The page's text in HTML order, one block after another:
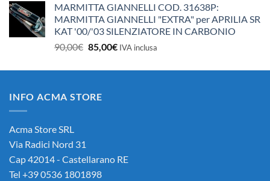
MARMITTA GIANNELLI COD. 31638P:
MARMITTA GIANNELLI "EXTRA" per APRILIA SR
KAT '00/'03 SILENZIATORE IN CARBONIO
90,00€ Il
originale
90,00€.
85,00€Il
attuale
IVA inclusa
INFO ACMA STORE
Acma Store SRL
Via Radici Nord 31
Cap 42014 - Castellarano RE
Tel +39 0536 1801898